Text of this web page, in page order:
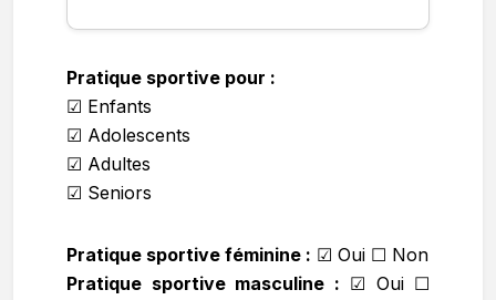
Pratique sportive pour :
☑ Enfants
☑ Adolescents
☑ Adultes
☑ Seniors
Pratique sportive féminine : ☑ Oui ☐ Non
Pratique sportive masculine : ☑ Oui ☐